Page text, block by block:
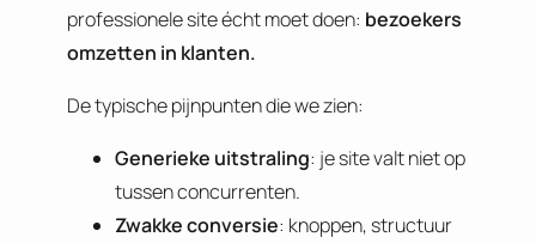
professionele site écht moet doen: bezoekers
omzetten in klanten.
De typische pijnpunten die we zien:
Generieke uitstraling: je site valt niet op
tussen concurrenten.
Zwakke conversie: knoppen, structuur